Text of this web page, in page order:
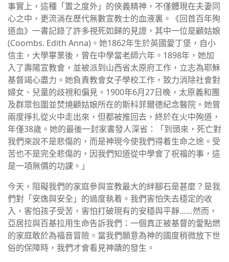
事實上，這種「置之度外」的俠義精神，不僅體現在夫妻同
心之中，更流淌在歷代無數宣教士的血液裏。《回首百年殉
道血》一書記錄了許多視死如歸的見證，其中一位是顧姑娘
(Coombs. Edith Anna)。她1862年生於英國愛丁堡，自小
信主，大學畢業後，曾在中學當老師六年。1898年，她加
入了壽陽宣教會，並被派到山西省太原府工作，立志為耶穌
基督竭心盡力。她負責教會女子學校工作，致力消除社會對
婦女、兒童的歧視和偏見。1900年6月27日晚，太原義和團
及群眾包圍並焚燒顧姑娘所在的斯科菲爾德紀念醫院。她曾
兩度掙扎從火中走出來，但都被推回去，終於在火中殉道，
年僅38歲。她的最後一封家書發人深省：「到頭來，死亡對
我們來說不是悲傷的，而是神現今使我們得着生命之途。受
苦也不是完全悲傷的，因我們知道從中學會了祝福的事，這
是一項無價的功課。」
今天，阻礙我們的家庭參與宣教最大的絆腳石是甚麼？是我
們對「安逸與安全」的過度執着。我們害怕失去穩定的收
入，害怕孩子受苦，害怕打破現有的安穩與平靜……然而，
亞居拉與百基拉用生命告訴我們：一個真正被基督的愛點燃
的家庭敢於為福音冒險。當我們願意為神的國度稍微放下世
俗的保障時，我們才會看見神蹟的發生。